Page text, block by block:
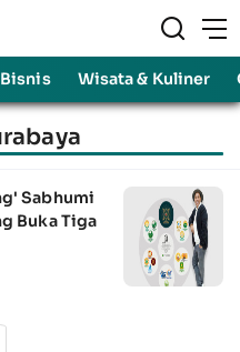
Wisata & Kuliner
Sabhumi
Buka Tiga